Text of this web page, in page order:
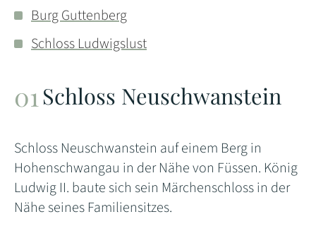
Burg Guttenberg
Schloss Ludwigslust
Schloss Neuschwanstein
Schloss Neuschwanstein auf einem Berg in
Hohenschwangau in der Nähe von Füssen. König
Ludwig II. baute sich sein Märchenschloss in der
Nähe seines Familiensitzes.